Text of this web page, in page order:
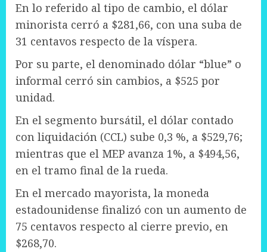
En lo referido al tipo de cambio, el dólar
minorista cerró a $281,66, con una suba de
31 centavos respecto de la víspera.
Por su parte, el denominado dólar “blue” o
informal cerró sin cambios, a $525 por
unidad.
En el segmento bursátil, el dólar contado
con liquidación (CCL) sube 0,3 %, a $529,76;
mientras que el MEP avanza 1%, a $494,56,
en el tramo final de la rueda.
En el mercado mayorista, la moneda
estadounidense finalizó con un aumento de
75 centavos respecto al cierre previo, en
$268,70.